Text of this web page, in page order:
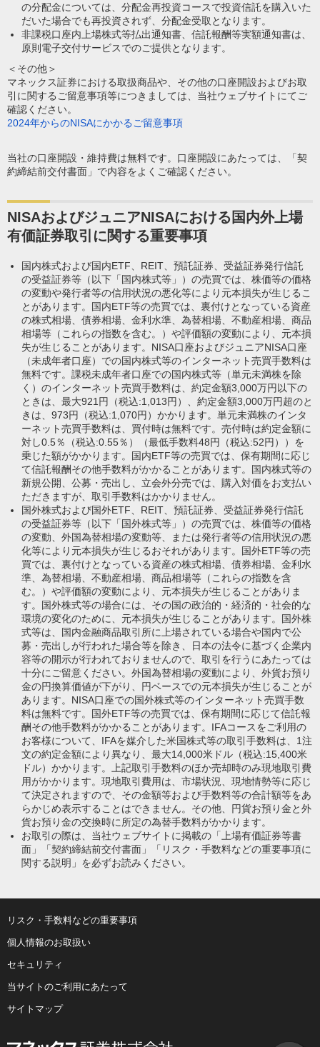
の分配金については、分配金再投資コースで投資信託を購入いた
だいた場合でも再投資されず、分配金受取となります。
非課税口座内上場株式等払出通知書、信託報酬等実額通知書は、
原則電子交付サービスでのご提供となります。
＜その他＞
マネックス証券における取扱商品や、その他の口座開設およびお取
引に関するご留意事項等につきましては、当社ウェブサイトにてご
確認ください。
2024年からのNISAにかかるご留意事項
当社の口座開設・維持費は無料です。口座開設にあたっては、「契
約締結前交付書面」で内容をよくご確認ください。
NISAおよびジュニアNISAにおける国内外上場
有価証券取引に関する重要事項
国内株式および国内ETF、REIT、預託証券、受益証券発行信託
の受益証券等（以下「国内株式等」）の売買では、株価等の価格
の変動や発行者等の信用状況の悪化等により元本損失が生じるこ
とがあります。国内ETF等の売買では、裏付けとなっている資産
の株式相場、債券相場、金利水準、為替相場、不動産相場、商品
相場等（これらの指数を含む。）や評価額の変動により、元本損
失が生じることがあります。NISA口座およびジュニアNISA口座
（未成年者口座）での国内株式等のインターネット売買手数料は
無料です。課税未成年者口座での国内株式等（単元未満株を除
く）のインターネット売買手数料は、約定金額3,000万円以下の
ときは、最大921円（税込:1,013円）、約定金額3,000万円超のと
きは、973円（税込:1,070円）かかります。単元未満株のインタ
ーネット売買手数料は、買付時は無料です。売付時は約定金額に
対し0.5％（税込:0.55％）（最低手数料48円（税込:52円））を
乗じた額がかかります。国内ETF等の売買では、保有期間に応じ
て信託報酬その他手数料がかかることがあります。国内株式等の
新規公開、公募・売出し、立会外分売では、購入対価をお支払い
ただきますが、取引手数料はかかりません。
国外株式および国外ETF、REIT、預託証券、受益証券発行信託
の受益証券等（以下「国外株式等」）の売買では、株価等の価格
の変動、外国為替相場の変動等、または発行者等の信用状況の悪
化等により元本損失が生じるおそれがあります。国外ETF等の売
買では、裏付けとなっている資産の株式相場、債券相場、金利水
準、為替相場、不動産相場、商品相場等（これらの指数を含
む。）や評価額の変動により、元本損失が生じることがありま
す。国外株式等の場合には、その国の政治的・経済的・社会的な
環境の変化のために、元本損失が生じることがあります。国外株
式等は、国内金融商品取引所に上場されている場合や国内で公
募・売出しが行われた場合等を除き、日本の法令に基づく企業内
容等の開示が行われておりませんので、取引を行うにあたっては
十分にご留意ください。外国為替相場の変動により、外貨お預り
金の円換算価値が下がり、円ベースでの元本損失が生じることが
あります。NISA口座での国外株式等のインターネット売買手数
料は無料です。国外ETF等の売買では、保有期間に応じて信託報
酬その他手数料がかかることがあります。IFAコースをご利用の
お客様について、IFAを媒介した米国株式等の取引手数料は、1注
文の約定金額により異なり、最大14,000米ドル（税込:15,400米
ドル）かかります。上記取引手数料のほか売却時のみ現地取引費
用がかかります。現地取引費用は、市場状況、現地情勢等に応じ
て決定されますので、その金額等および手数料等の合計額等をあ
らかじめ表示することはできません。その他、円貨お預り金と外
貨お預り金の交換時に所定の為替手数料がかかります。
お取引の際は、当社ウェブサイトに掲載の「上場有価証券等書
面」「契約締結前交付書面」「リスク・手数料などの重要事項に
関する説明」を必ずお読みください。
リスク・手数料などの重要事項
個人情報のお取扱い
セキュリティ
当サイトのご利用にあたって
サイトマップ